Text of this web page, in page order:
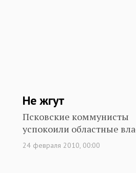
Не жгут
Псковские коммунисты
успокоили областные
24 февраля 2010, 00:00